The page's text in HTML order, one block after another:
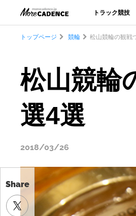
トラック競技
Share
トップページ 競輪 松山競輪の観戦
松山競輪
選4選
2018/03/26